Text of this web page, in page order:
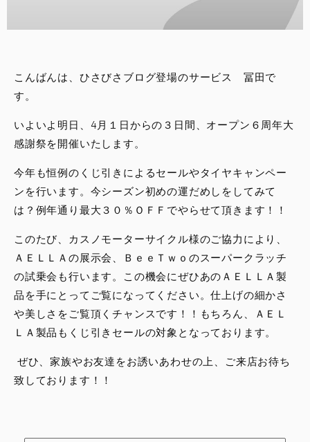
DUCATI OWNER’S CLUB
アパレル
コンフィギュレーター
お支払いシミュレーション
お問合せ
こんばんは、ひさびさブログ登場のサービス 冨田で
す。
いよいよ明日、4月１日からの３日間、オープン６周年大
感謝祭を開催いたします。
今年も恒例のくじ引きによるセールやタイヤキャンペー
ンを行います。今シーズン初めの運だめしをしてみて
は？例年通り最大３０％ＯＦＦでやらせて頂きます！！
このたび、カスノモーターサイクル様のご協力により、
ＡＥＬＬＡの展示会、ＢｅｅＴｗｏのスーパークラッチ
の試乗会も行います。この機会にぜひあのＡＥＬＬＡ製
品を手にとってご覧になってください。仕上げの細かさ
や美しさをご覧頂くチャンスです！！もちろん、ＡＥＬ
ＬＡ製品もくじ引きセールの対象となっております。
ぜひ、家族やお友達をお誘いあわせの上、ご来店お待ち
致しております！！